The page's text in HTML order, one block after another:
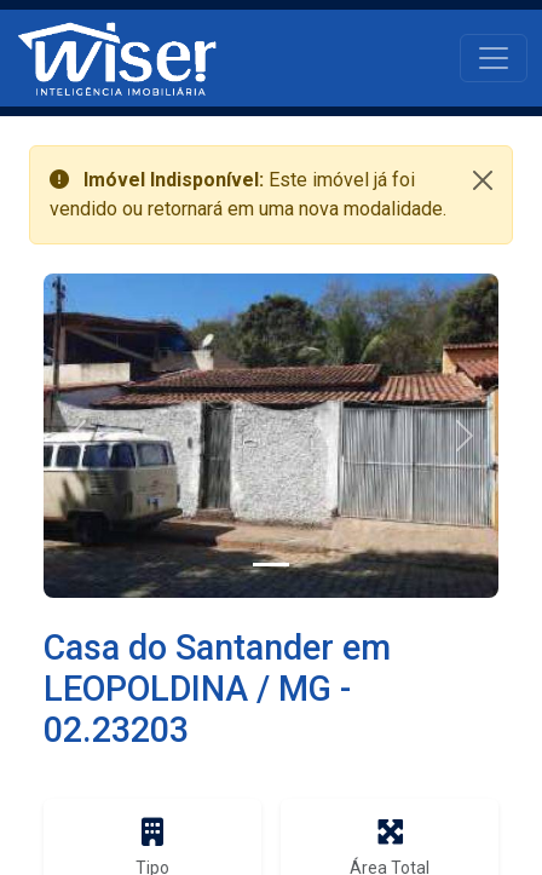
Pular para o conteúdo principal
Main
Imóvel Indisponível: Este imóvel já foi
vendido ou retornará em uma nova modalidade.
Anterior Próximo
Casa do Santander em
LEOPOLDINA / MG -
02.23203
Tipo Área Total